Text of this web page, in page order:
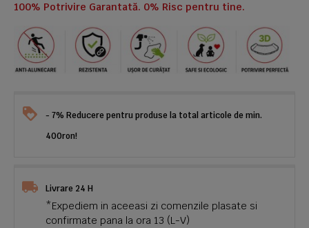
100% Potrivire Garantată. 0% Risc pentru tine.
- 7% Reducere pentru produse la total articole de min.
400ron!
Livrare 24 H
*Expediem in aceeasi zi comenzile plasate si
confirmate pana la ora 13 (L-V)